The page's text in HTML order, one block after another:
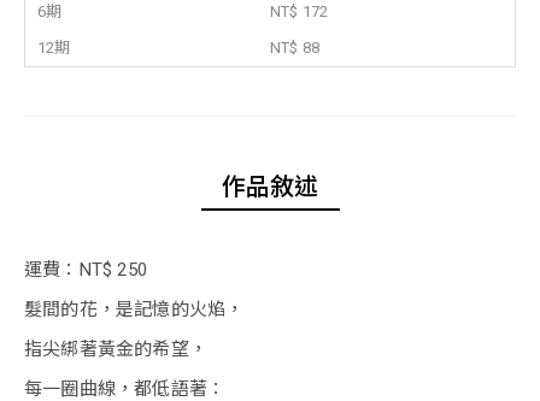
6期
NT$ 172
12期
NT$ 88
作品敘述
運費：NT$ 250
髮間的花，是記憶的火焰，
指尖綁著黃金的希望，
每一圈曲線，都低語著：